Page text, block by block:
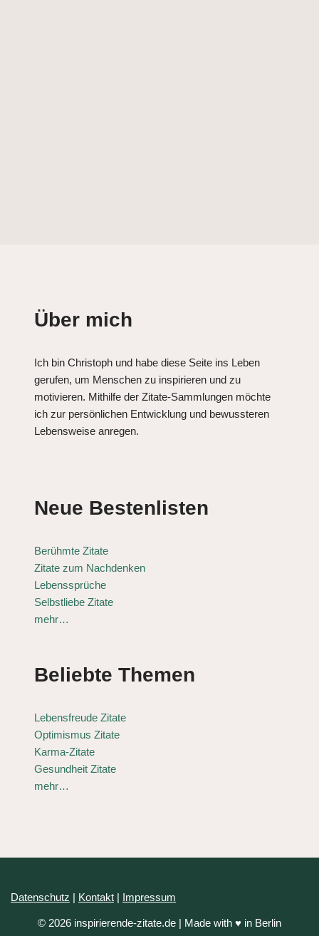
Über mich
Ich bin Christoph und habe diese Seite ins Leben
gerufen, um Menschen zu inspirieren und zu
motivieren. Mithilfe der Zitate-Sammlungen möchte
ich zur persönlichen Entwicklung und bewussteren
Lebensweise anregen.
Neue Bestenlisten
Berühmte Zitate
Zitate zum Nachdenken
Lebenssprüche
Selbstliebe Zitate
mehr…
Beliebte Themen
Lebensfreude Zitate
Optimismus Zitate
Karma-Zitate
Gesundheit Zitate
mehr…
Datenschutz | Kontakt | Impressum
© 2026 inspirierende-zitate.de | Made with ♥ in Berlin